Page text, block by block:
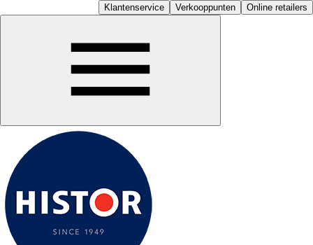
Klantenservice Verkooppunten Online retailers